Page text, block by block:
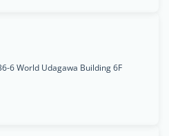
6 World Udagawa Building 6F